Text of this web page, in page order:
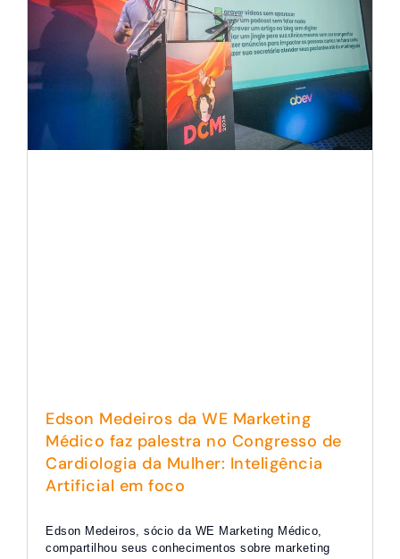
Edson Medeiros da WE Marketing
Médico faz palestra no Congresso de
Cardiologia da Mulher: Inteligência
Artificial em foco
Edson Medeiros, sócio da WE Marketing Médico,
compartilhou seus conhecimentos sobre marketing